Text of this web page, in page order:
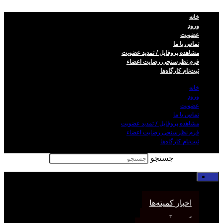
خانه
ورود
عضویت
تماس با ما
مشاهده پروفایل / تمدید عضویت
فرم نظر‌سنجی رضایت اعضاء
ثبت‌نام کارگاه‌ها
خانه
ورود
عضویت
تماس با ما
مشاهده پروفایل / تمدید عضویت
فرم نظر‌سنجی رضایت اعضاء
ثبت‌نام کارگاه‌ها
جستجو
اخبار کمیته‌ها
کمیته آموزش